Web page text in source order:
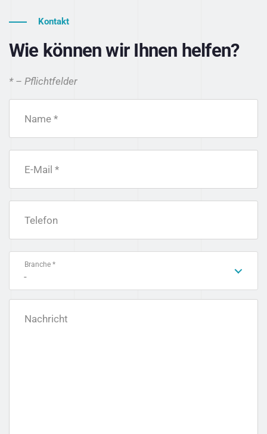
Kontakt
Wie können wir Ihnen helfen?
* – Pflichtfelder
Name *
E-Mail *
Telefon
Branche *
-
Nachricht